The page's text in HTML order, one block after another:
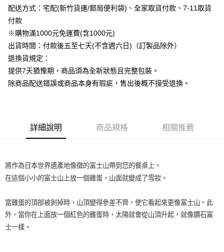
下單前請先詢問庫存
每筆NT$130，滿NT$2,500(含以上)免運費
配送方式：宅配(新竹貨運/郵局便利袋)、全家取貨付款、7-11取貨
付款
※購物滿1000元免運費(含1000元)
出貨時間：付款後五至七天(不含週六日)（訂製品除外）
退換貨規定：
提供7天猶豫期，商品須為全新狀態且完整包裝。
除商品配送錯誤或商品本身有瑕疵，售出後概不接受退換。
詳細說明 商品規格 相關推薦
將作為日本世界遺產地像徵的富士山帶到您的餐桌上。
在這個小小的富士山上放一個雞蛋，山面就變成了雪妝。
當雞蛋的頂部被剝掉時，山頂變得參差不齊，使它看起來更像富士山。此
外，當你在上面放一個紅色的雞蛋時，太陽就會從山頂升起，就像鑽石富
士一樣。